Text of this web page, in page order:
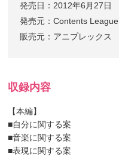
発売日：2012年6月27日
発売元：Contents League
販売元：アニプレックス
収録内容
【本編】
■自分に関する案
■音楽に関する案
■表現に関する案